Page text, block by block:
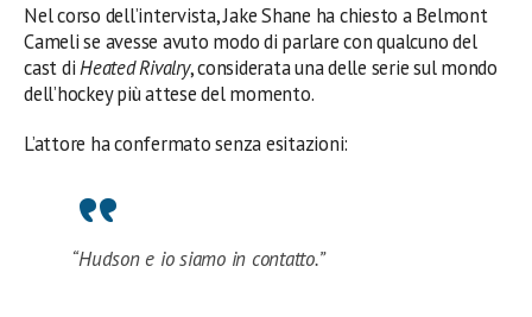
Nel corso dell’intervista, Jake Shane ha chiesto a Belmont
Cameli se avesse avuto modo di parlare con qualcuno del
cast diHeated Rivalry, considerata una delle serie sul mondo
dell’hockey più attese del momento.
L’attore ha confermato senza esitazioni:
“Hudson e io siamo in contatto.”